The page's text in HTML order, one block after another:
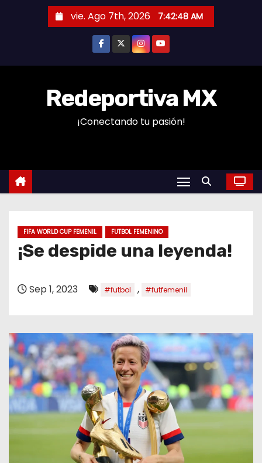
n
vie. Ago 7th, 2026 7:42:49 AM
Redeportiva MX
¡Conectando tu pasión!
FIFA WORLD CUP FEMENIL FUTBOL FEMENINO
¡Se despide una leyenda!
Sep 1, 2023 #futbol , #futfemenil